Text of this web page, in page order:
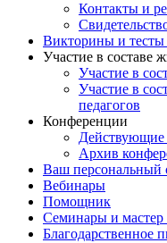
Контакты и
Викторины и тесты
Участие в составе
Участие в
Участие в
педагогов
Конференции
Действующие
Архив
Ваш персональный
Вебинары
Помощник
Семинары и мастер
Благодарственное